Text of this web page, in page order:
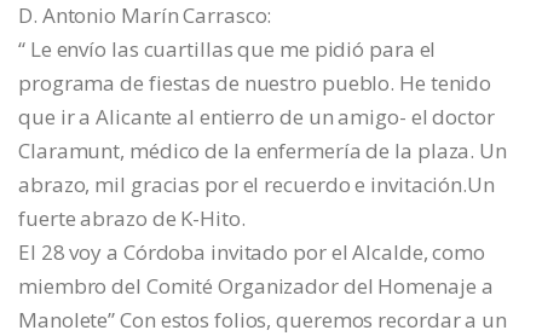
D. Antonio Marín Carrasco:
“ Le envío las cuartillas que me pidió para el
programa de fiestas de nuestro pueblo. He tenido
que ir a Alicante al entierro de un amigo- el doctor
Claramunt, médico de la enfermería de la plaza. Un
abrazo, mil gracias por el recuerdo e invitación.Un
fuerte abrazo de K-Hito.
El 28 voy a Córdoba invitado por el Alcalde, como
miembro del Comité Organizador del Homenaje a
Manolete” Con estos folios, queremos recordar a un